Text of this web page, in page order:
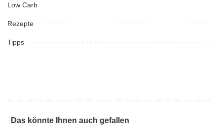
Low Carb
Rezepte
Tipps
Das könnte Ihnen auch gefallen